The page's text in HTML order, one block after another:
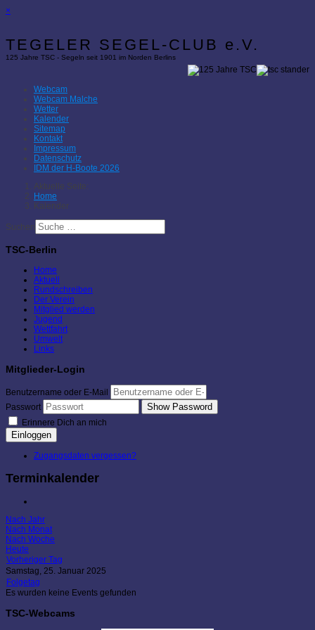
×
TEGELER SEGEL-CLUB e.V.
125 Jahre TSC - Segeln seit 1901 im Norden Berlins
Webcam
Webcam Malche
Wetter
Kalender
Sitemap
Kontakt
Impressum
Datenschutz
IDM der H-Boote 2026
Aktuelle Seite:
Home
Kalender
Suchen
TSC-Berlin
Home
Aktuell
Rundschreiben
Der Verein
Mitglied werden
Jugend
Wettfahrt
Umwelt
Links
Mitglieder-Login
Benutzername oder E-Mail
Passwort
Show Password
Erinnere Dich an mich
Einloggen
Zugangsdaten vergessen?
Terminkalender
Nach Jahr
Nach Monat
Nach Woche
Heute
Vorheriger Tag
Samstag, 25. Januar 2025
Folgetag
Es wurden keine Events gefunden
TSC-Webcams